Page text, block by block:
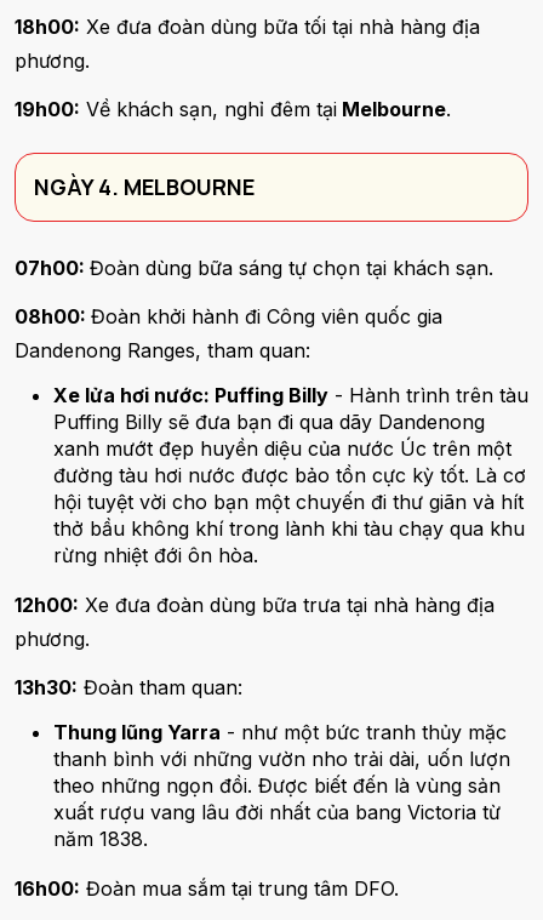
18h00: Xe đưa đoàn dùng bữa tối tại nhà hàng địa
phương.
19h00: Về khách sạn, nghỉ đêm tại Melbourne.
NGÀY 4. MELBOURNE
07h00: Đoàn dùng bữa sáng tự chọn tại khách sạn.
08h00: Đoàn khởi hành đi Công viên quốc gia
Dandenong Ranges, tham quan:
Xe lửa hơi nước: Puffing Billy - Hành trình trên tàu
Puffing Billy sẽ đưa bạn đi qua dãy Dandenong
xanh mướt đẹp huyền diệu của nước Úc trên một
đường tàu hơi nước được bảo tồn cực kỳ tốt. Là cơ
hội tuyệt vời cho bạn một chuyến đi thư giãn và hít
thở bầu không khí trong lành khi tàu chạy qua khu
rừng nhiệt đới ôn hòa.
12h00: Xe đưa đoàn dùng bữa trưa tại nhà hàng địa
phương.
13h30: Đoàn tham quan:
Thung lũng Yarra - như một bức tranh thủy mặc
thanh bình với những vườn nho trải dài, uốn lượn
theo những ngọn đồi. Được biết đến là vùng sản
xuất rượu vang lâu đời nhất của bang Victoria từ
năm 1838.
16h00: Đoàn mua sắm tại trung tâm DFO.